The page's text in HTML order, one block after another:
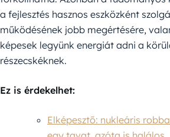
a fejlesztés hasznos eszközként
működésének jobb megértésére,
képesek legyünk energiát adni a
részecskéknek.
Ez is érdekelhet:
Elképesztő: nukleáris